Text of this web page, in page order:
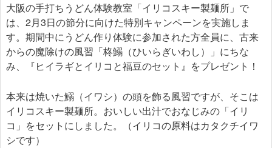
大阪の手打ちうどん体験教室「イリコスキー製麺所」で
は、2月3日の節分に向けた特別キャンペーンを実施しま
す。期間中にうどん作り体験に参加された方全員に、古来
からの魔除けの風習「柊鰯（ひいらぎいわし）」にちな
み、『ヒイラギとイリコと福豆のセット』をプレゼント！
本来は焼いた鰯（イワシ）の頭を飾る風習ですが、そこは
イリコスキー製麺所。おいしい出汁でおなじみの「イリ
コ」をセットにしました。（イリコの原料はカタクチイワ
シです）